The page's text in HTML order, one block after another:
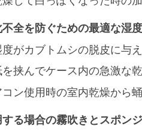
全を防ぐための最適な湿
がカブトムシの脱皮に与
挟んでケース内の急激な
ン使用時の室内乾燥から
る場合の霧吹きとスポン